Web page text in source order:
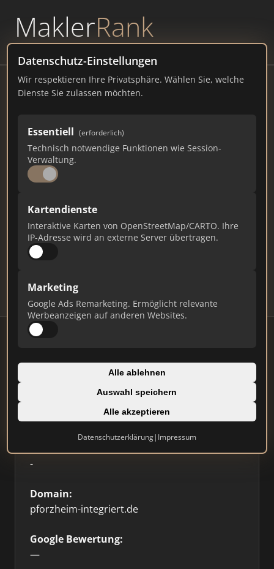
MaklerRank
powered byWAVEPOINT
Datenschutz-Einstellungen
Wir respektieren Ihre Privatsphäre. Wählen Sie, welche
Dienste Sie zulassen möchten.
Essentiell (erforderlich)
Technisch notwendige Funktionen wie Session-
Verwaltung.
Kartendienste
Interaktive Karten von OpenStreetMap/CARTO. Ihre
IP-Adresse wird an externe Server übertragen.
Marketing
Google Ads Remarketing. Ermöglicht relevante
Werbeanzeigen auf anderen Websites.
Alle ablehnen
Auswahl speichern
Alle akzeptieren
Datenschutzerklärung| Impressum
Pforzheim Integriert
28 1 1
Ist das Ihr Unternehmen?
Verifizieren Sie Ihr Profil, bearbeiten Sie Ihre
Daten und erhalten Sie monatliche Ranking-
Updates.
Sonstige
-
Domain:
pforzheim-integriert.de
Google Bewertung:
—